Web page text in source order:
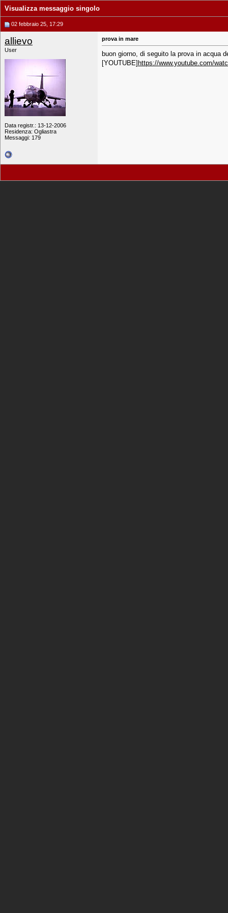
Visualizza messaggio singolo
02 febbraio 25, 17:29
allievo
User
Data registr.: 13-12-2006
Residenza: Ogliastra
Messaggi: 179
prova in mare
buon giorno, di seguito la prova in acqua
[YOUTUBE] https://www.youtube.com/